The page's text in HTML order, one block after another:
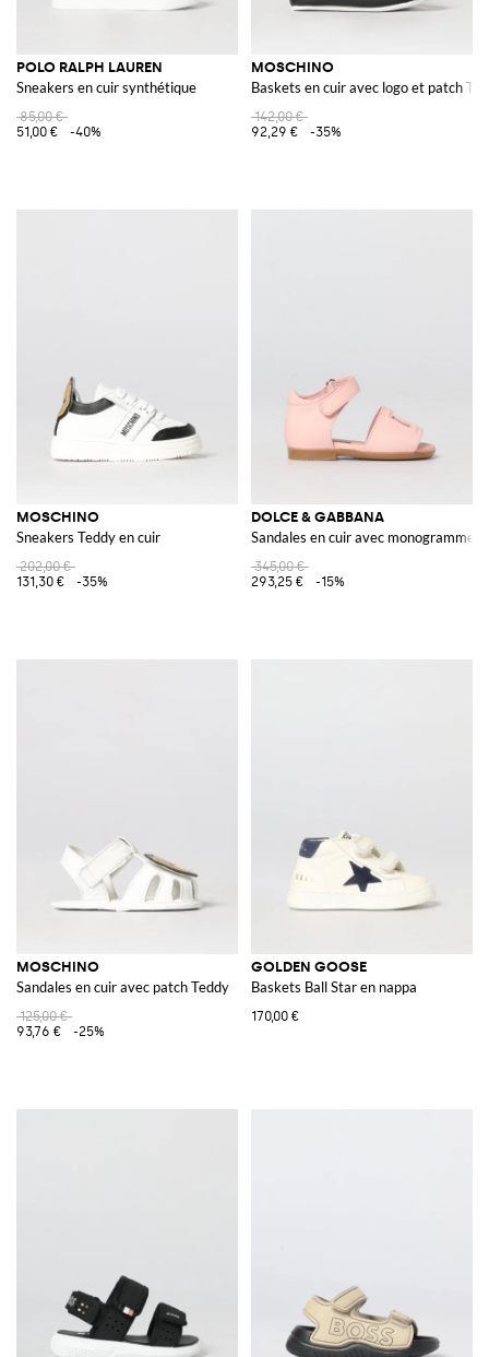
POLO RALPH LAUREN
Sneakers en cuir synthétique
85,00 €
51,00 €
-40%
MOSCHINO
Baskets en cuir avec logo et patch
142,00 €
92,29 €
-35%
MOSCHINO
Sneakers Teddy en cuir
202,00 €
131,30 €
-35%
DOLCE & GABBANA
Sandales en cuir avec monogramme
345,00 €
293,25 €
-15%
MOSCHINO
Sandales en cuir avec patch Teddy
125,00 €
93,76 €
-25%
GOLDEN GOOSE
Baskets Ball Star en nappa
170,00 €